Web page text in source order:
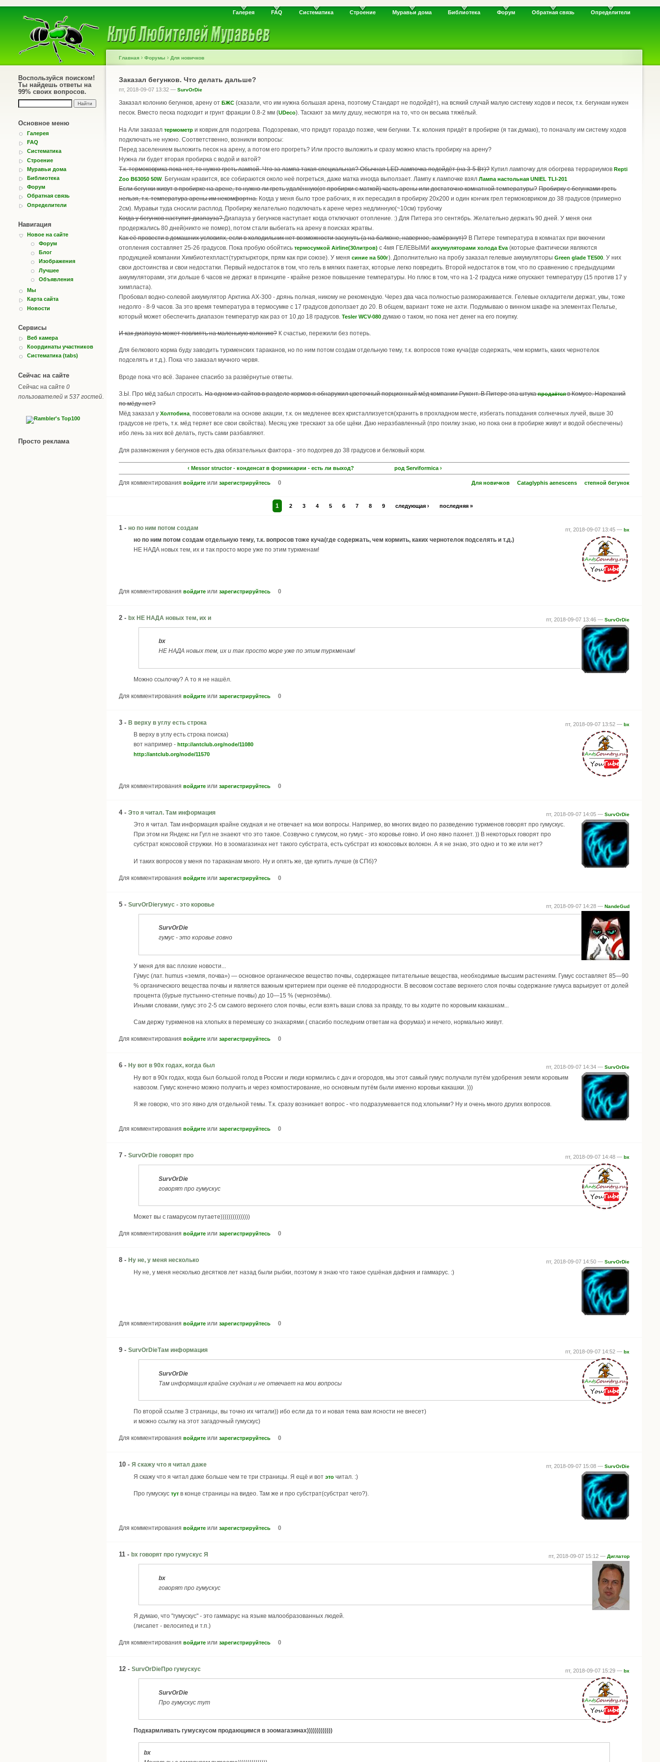
Галерея FAQ Систематика Строение Муравьи дома Библиотека Форум Обратная связь Определители
Воспользуйся поиском!
Ты найдешь ответы на
99% своих вопросов.
Основное меню
Галерея
FAQ
Систематика
Строение
Муравьи дома
Библиотека
Форум
Обратная связь
Определители
Навигация
Новое на сайте
Форум
Блог
Изображения
Лучшее
Объявления
Мы
Карта сайта
Новости
Сервисы
Веб камера
Координаты участников
Систематика (tabs)
Сейчас на сайте
Сейчас на сайте 0
пользователей и 537 гостей
Просто реклама
Главная › Форумы › Для новичков
Заказал бегунков. Что делать дальше?
пт, 2018-09-07 13:32 — SurvOrDie
Заказал колонию бегунков, арену от БЖС (сказали, что им нужна большая арена, поэтому Стандарт не подойдёт), на всякий случай малую систему ходов и песок, т.к. бегункам нужен
песок. Вместо песка подходит и грунт фракции 0.8-2 мм (UDeco). Таскают за милу душу, несмотря на то, что он весьма тяжёлый.
На Али заказал термометр и коврик для подогрева. Подозреваю, что придут гораздо позже, чем бегунки. Т.к. колония придёт в пробирке (я так думаю), то поначалу им систему ходов
подключать не нужно. Соответственно, возникли вопросы:
Перед заселением выложить песок на арену, а потом его прогреть? Или просто выложить и сразу можно класть пробирку на арену?
Нужна ли будет вторая пробирка с водой и ватой?
Т.к. термоковрика пока нет, то нужно греть лампой. Что за лампа такая специальная? Обычная LED лампочка подойдёт (на 3-5 Вт)? Купил лампочку для обогрева террариумов Repti
Zoo B63050 50W. Бегункам нравится, все собираются около неё погреться, даже матка иногда выползает. Лампу к лампочке взял Лампа настольная UNIEL TLI-201
Если бегунки живут в пробирке на арене, то нужно ли греть удалённую(от пробирки с маткой) часть арены или достаточно комнатной температуры? Пробирку с бегунками греть
нельзя, т.к. температура арены им некомфортна. Когда у меня было трое рабочих, я их пересадил в пробирку 20х200 и один кончик грел термоковриком до 38 градусов (примерно
2см). Муравьи туда сносили расплод. Пробирку желательно подключать к арене через недлинную(~10см) трубочку
Когда у бегунков наступит диапауза?Диапауза у бегунков наступает когда отключают отопление. :) Для Питера это сентябрь. Желательно держать 90 дней. У меня они
продержались 80 дней(никто не помер), потом стали выбегать на арену в поисках жратвы.
Как её провести в домашних условиях, если в холодильник нет возможности засунуть (а на балконе, наверное, замёрзнут)? В Питере температура в комнатах при вкючении
отопления составляет 25-26 градусов. Пока пробую обойтись термосумкой Airline(30литров) с 4мя ГЕЛЕВЫМИ аккумуляторами холода Eva (которые фактически являются
продукцией компании Химбиотехпласт(турктыркторк, прям как при союзе). У меня синие на 500г). Дополнительно на пробу заказал гелевые аккумуляторы Green glade ТЕ500 . У них
свои достоинства и свои недостатки. Первый недостаток в том, что гель в мягких пакетах, которые легко повредить. Второй недостаток в том, что по сравнению с предыдущими
аккумуляторами, эти дольше 6 часов не держат в принципе - крайне резкое повышение температуры. Но плюс в том, что на 1-2 градуса ниже опускают температуру (15 против 17 у
химпласта).
Пробовал водно-солевой аккумулятор Арктика АХ-300 - дрянь полная, никому не рекомендую. Через два часа полностью размораживается. Гелевые охладители держат, увы, тоже
недолго - 8-9 часов. За это время температура в термосумке с 17 градусов доползает до 20. В общем, вариант тоже не ахти. Подумываю о винном шкафе на элементах Пельтье,
который может обеспечить диапазон температур как раз от 10 до 18 градусов. Tesler WCV-080 думаю о таком, но пока нет денег на его покупку.
И как диапауза может повлиять на маленькую колонию? К счастью, пережили без потерь.
Для белкового корма буду заводить туркменских тараканов, но по ним потом создам отдельную тему, т.к. вопросов тоже куча(где содержать, чем кормить, каких чернотелок
подселять и т.д.). Пока что заказал мучного червя.
Вроде пока что всё. Заранее спасибо за развёрнутые ответы.
З.Ы. Про мёд забыл спросить. На одном из сайтов в разделе кормов я обнаружил цветочный порционный мёд компании Руконт. В Питере эта штукапродаётсяв Комусе. Нареканий
по мёду нет?
Мёд заказал у Холтобина, посоветовали на основе акации, т.к. он медленее всех кристаллизуется(хранить в прохладном месте, избегать попадания солнечных лучей, выше 30
градусов не греть, т.к. мёд теряет все свои свойства). Месяц уже трескают за обе щёки. Даю неразбавленный (про поилку знаю, но пока они в пробирке живут и водой обеспечены)
ибо лень за них всё делать, пусть сами разбавляют.
Для размножения у бегунков есть два обязательных фактора - это подогрев до 38 градусов и белковый корм.
‹ Messor structor - конденсат в формикарии - есть ли выход? род Serviformica ›
Для новичков Cataglyphis aenescens степной бегунок
Для комментирования войдите или зарегистрируйтесь 0
1 2 3 4 5 6 7 8 9 следующая › последняя »
пт, 2018-09-07 13:45 — bx
1 - но по ним потом создам
но по ним потом создам отдельную тему, т.к. вопросов тоже куча(где содержать, чем кормить, каких чернотелок подселять и т.д.)
НЕ НАДА новых тем, их и так просто море уже по этим туркменам!
Для комментирования войдите или зарегистрируйтесь 0
пт, 2018-09-07 13:46 — SurvOrDie
2 - bx НЕ НАДА новых тем, их и
bx
НЕ НАДА новых тем, их и так просто море уже по этим туркменам!
Можно ссылочку? А то я не нашёл.
Для комментирования войдите или зарегистрируйтесь 0
пт, 2018-09-07 13:52 — bx
3 - В верху в углу есть строка
В верху в углу есть строка поиска)
вот например - http://antclub.org/node/11080
http://antclub.org/node/11570
Для комментирования войдите или зарегистрируйтесь 0
пт, 2018-09-07 14:05 — SurvOrDie
4 - Это я читал. Там информация
Это я читал. Там информация крайне скудная и не отвечает на мои вопросы. Например, во многих видео по разведению туркменов говорят про гумускус.
При этом ни Яндекс ни Гугл не знаеют что это такое. Созвучно с гумусом, но гумус - это коровье говно. И оно явно пахнет. )) В некоторых говорят про
субстрат кокосовой стружки. Но в зоомагазинах нет такого субстрата, есть субстрат из кокосовых волокон. А я не знаю, это одно и то же или нет?
И таких вопросов у меня по тараканам много. Ну и опять же, где купить лучше (в СПб)?
Для комментирования войдите или зарегистрируйтесь 0
пт, 2018-09-07 14:28 — NandeGud
5 - SurvOrDieгумус - это коровье
SurvOrDie
гумус - это коровье говно
У меня для вас плохие новости...
Гу́мус (лат. humus «земля, почва») — основное органическое вещество почвы, содержащее питательные вещества, необходимые высшим растениям. Гумус составляет 85—90
% органического вещества почвы и является важным критерием при оценке её плодородности. В весовом составе верхнего слоя почвы содержание гумуса варьирует от долей
процента (бурые пустынно-степные почвы) до 10—15 % (чернозёмы).
Иными словами, гумус это 2-5 см самого верхнего слоя почвы, если взять ваши слова за правду, то вы ходите по коровьим какашкам...
Сам держу туркменов на хлопьях в перемешку со знахарями.( спасибо последним ответам на форумах) и нечего, нормально живут.
Для комментирования войдите или зарегистрируйтесь 0
пт, 2018-09-07 14:34 — SurvOrDie
6 - Ну вот в 90х годах, когда был
Ну вот в 90х годах, когда был большой голод в России и люди кормились с дач и огородов, мы этот самый гумус получали путём удобрения земли коровьим
навозом. Гумус конечно можно получить и через компостирование, но основным путём были именно коровьи какашки. )))
Я же говорю, что это явно для отдельной темы. Т.к. сразу возникает вопрос - что подразумевается под хлопьями? Ну и очень много других вопросов.
Для комментирования войдите или зарегистрируйтесь 0
пт, 2018-09-07 14:48 — bx
7 - SurvOrDie говорят про
SurvOrDie
говорят про гумускус
Может вы с гамарусом путаете)))))))))))))))
Для комментирования войдите или зарегистрируйтесь 0
пт, 2018-09-07 14:50 — SurvOrDie
8 - Ну не, у меня несколько
Ну не, у меня несколько десятков лет назад были рыбки, поэтому я знаю что такое сушёная дафния и гаммарус. :)
Для комментирования войдите или зарегистрируйтесь 0
пт, 2018-09-07 14:52 — bx
9 - SurvOrDieТам информация
SurvOrDie
Там информация крайне скудная и не отвечает на мои вопросы
По второй ссылке 3 страницы, вы точно их читали)) ибо если да то и новая тема вам ясности не внесет)
и можно ссылку на этот загадочный гумускус)
Для комментирования войдите или зарегистрируйтесь 0
пт, 2018-09-07 15:08 — SurvOrDie
10 - Я скажу что я читал даже
Я скажу что я читал даже больше чем те три страницы. Я ещё и вот это читал. :)
Про гумускус тут в конце страницы на видео. Там же и про субстрат(субстрат чего?).
Для комментирования войдите или зарегистрируйтесь 0
пт, 2018-09-07 15:12 — Диглатор
11 - bx говорят про гумускус Я
bx
говорят про гумускус
Я думаю, что "гумускус" - это гаммарус на языке малообразованных людей.
(лисапет - велосипед и т.п.)
Для комментирования войдите или зарегистрируйтесь 0
пт, 2018-09-07 15:29 — bx
12 - SurvOrDieПро гумускус
SurvOrDie
Про гумускус тут
Подкармливать гумускусом продающимся в зоомагазинах)))))))))))))
bx